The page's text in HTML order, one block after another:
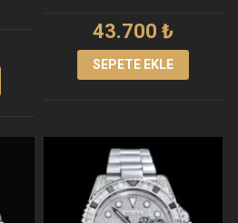
43.700₺
SEPETE EKLE